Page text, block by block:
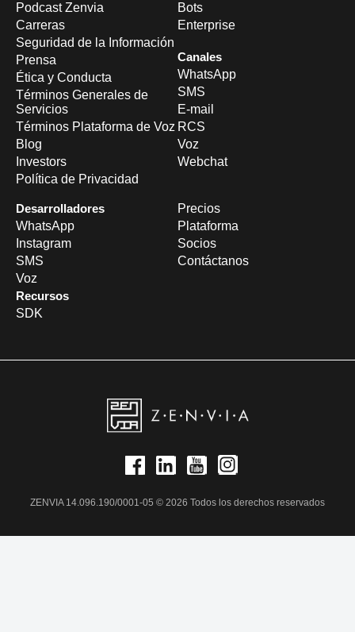
Podcast Zenvia
Carreras
Seguridad de la Información
Prensa
Ética y Conducta
Términos Generales de
Servicios
Términos Plataforma de Voz
Blog
Investors
Política de Privacidad
Bots
Enterprise
Canales
WhatsApp
SMS
E-mail
RCS
Voz
Webchat
Desarrolladores
WhatsApp
Instagram
SMS
Voz
Recursos
SDK
Precios
Plataforma
Socios
Contáctanos
ZENVIA 14.096.190/0001-05 © 2026 Todos los derechos reservados